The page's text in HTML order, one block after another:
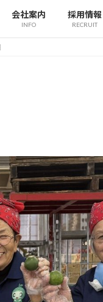
会社案内
INFO
採用情報
RECRUIT